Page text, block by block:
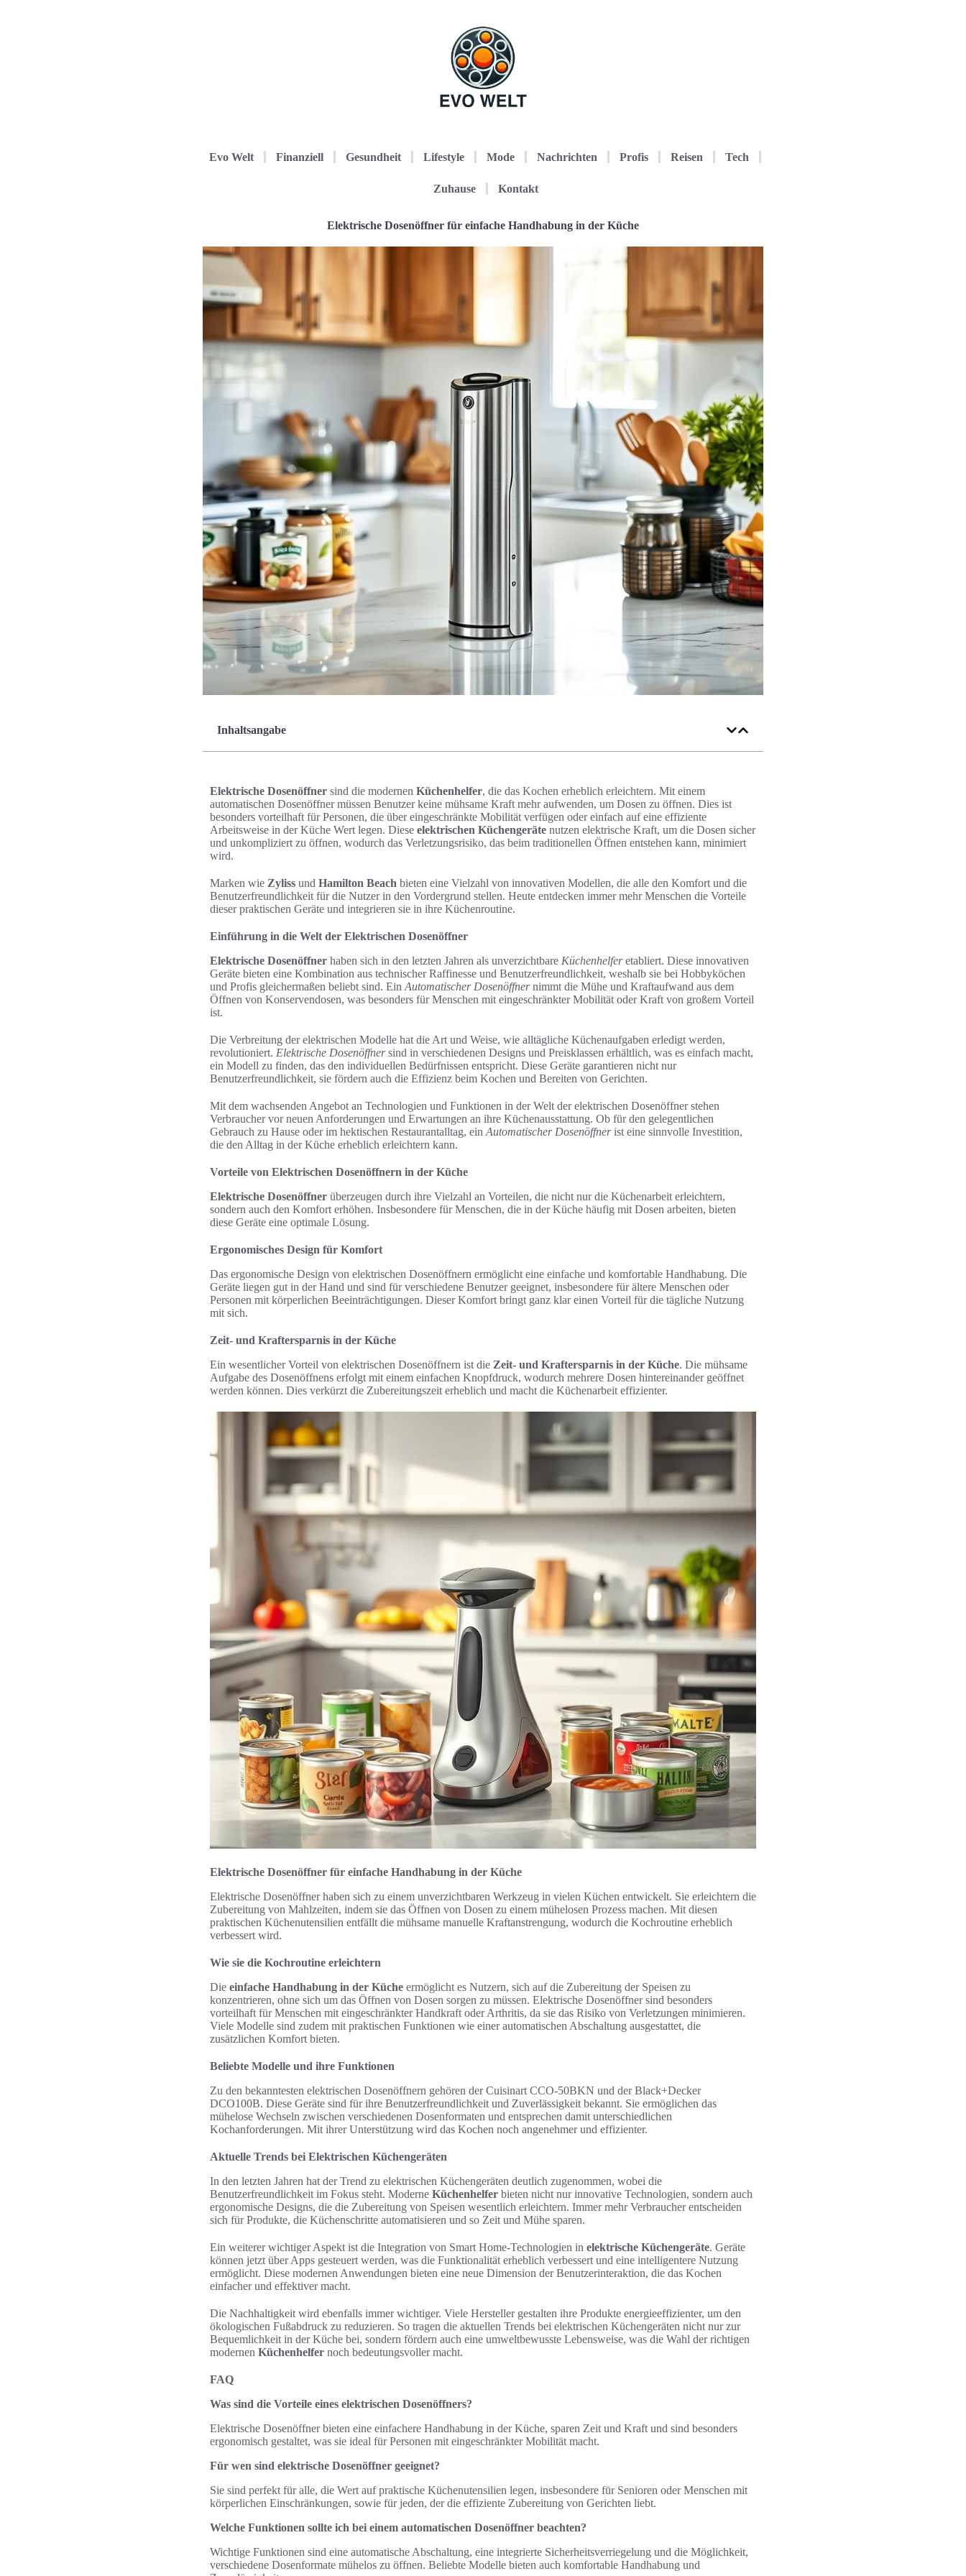
Evo Welt Finanziell Gesundheit Lifestyle Mode Nachrichten Profis Reisen Tech
Zuhause Kontakt
Elektrische Dosenöffner für einfache Handhabung in der Küche
Inhaltsangabe
Elektrische Dosenöffner sind die modernen Küchenhelfer, die das Kochen erheblich erleichtern. Mit einem
automatischen Dosenöffner müssen Benutzer keine mühsame Kraft mehr aufwenden, um Dosen zu öffnen. Dies ist
besonders vorteilhaft für Personen, die über eingeschränkte Mobilität verfügen oder einfach auf eine effiziente
Arbeitsweise in der Küche Wert legen. Diese elektrischen Küchengeräte nutzen elektrische Kraft, um die Dosen sicher
und unkompliziert zu öffnen, wodurch das Verletzungsrisiko, das beim traditionellen Öffnen entstehen kann, minimiert
wird.
Marken wie Zyliss und Hamilton Beach bieten eine Vielzahl von innovativen Modellen, die alle den Komfort und die
Benutzerfreundlichkeit für die Nutzer in den Vordergrund stellen. Heute entdecken immer mehr Menschen die Vorteile
dieser praktischen Geräte und integrieren sie in ihre Küchenroutine.
Einführung in die Welt der Elektrischen Dosenöffner
Elektrische Dosenöffner haben sich in den letzten Jahren als unverzichtbare Küchenhelferetabliert. Diese innovativen
Geräte bieten eine Kombination aus technischer Raffinesse und Benutzerfreundlichkeit, weshalb sie bei Hobbyköchen
und Profis gleichermaßen beliebt sind. Ein Automatischer Dosenöffnernimmt die Mühe und Kraftaufwand aus dem
Öffnen von Konservendosen, was besonders für Menschen mit eingeschränkter Mobilität oder Kraft von großem Vorteil
ist.
Die Verbreitung der elektrischen Modelle hat die Art und Weise, wie alltägliche Küchenaufgaben erledigt werden,
revolutioniert. Elektrische Dosenöffnersind in verschiedenen Designs und Preisklassen erhältlich, was es einfach macht,
ein Modell zu finden, das den individuellen Bedürfnissen entspricht. Diese Geräte garantieren nicht nur
Benutzerfreundlichkeit, sie fördern auch die Effizienz beim Kochen und Bereiten von Gerichten.
Mit dem wachsenden Angebot an Technologien und Funktionen in der Welt der elektrischen Dosenöffner stehen
Verbraucher vor neuen Anforderungen und Erwartungen an ihre Küchenausstattung. Ob für den gelegentlichen
Gebrauch zu Hause oder im hektischen Restaurantalltag, ein Automatischer Dosenöffnerist eine sinnvolle Investition,
die den Alltag in der Küche erheblich erleichtern kann.
Vorteile von Elektrischen Dosenöffnern in der Küche
Elektrische Dosenöffner überzeugen durch ihre Vielzahl an Vorteilen, die nicht nur die Küchenarbeit erleichtern,
sondern auch den Komfort erhöhen. Insbesondere für Menschen, die in der Küche häufig mit Dosen arbeiten, bieten
diese Geräte eine optimale Lösung.
Ergonomisches Design für Komfort
Das ergonomische Design von elektrischen Dosenöffnern ermöglicht eine einfache und komfortable Handhabung. Die
Geräte liegen gut in der Hand und sind für verschiedene Benutzer geeignet, insbesondere für ältere Menschen oder
Personen mit körperlichen Beeinträchtigungen. Dieser Komfort bringt ganz klar einen Vorteil für die tägliche Nutzung
mit sich.
Zeit- und Kraftersparnis in der Küche
Ein wesentlicher Vorteil von elektrischen Dosenöffnern ist die Zeit- und Kraftersparnis in der Küche. Die mühsame
Aufgabe des Dosenöffnens erfolgt mit einem einfachen Knopfdruck, wodurch mehrere Dosen hintereinander geöffnet
werden können. Dies verkürzt die Zubereitungszeit erheblich und macht die Küchenarbeit effizienter.
Elektrische Dosenöffner für einfache Handhabung in der Küche
Elektrische Dosenöffner haben sich zu einem unverzichtbaren Werkzeug in vielen Küchen entwickelt. Sie erleichtern die
Zubereitung von Mahlzeiten, indem sie das Öffnen von Dosen zu einem mühelosen Prozess machen. Mit diesen
praktischen Küchenutensilien entfällt die mühsame manuelle Kraftanstrengung, wodurch die Kochroutine erheblich
verbessert wird.
Wie sie die Kochroutine erleichtern
Die einfache Handhabung in der Küche ermöglicht es Nutzern, sich auf die Zubereitung der Speisen zu
konzentrieren, ohne sich um das Öffnen von Dosen sorgen zu müssen. Elektrische Dosenöffner sind besonders
vorteilhaft für Menschen mit eingeschränkter Handkraft oder Arthritis, da sie das Risiko von Verletzungen minimieren.
Viele Modelle sind zudem mit praktischen Funktionen wie einer automatischen Abschaltung ausgestattet, die
zusätzlichen Komfort bieten.
Beliebte Modelle und ihre Funktionen
Zu den bekanntesten elektrischen Dosenöffnern gehören der Cuisinart CCO-50BKN und der Black+Decker
DCO100B. Diese Geräte sind für ihre Benutzerfreundlichkeit und Zuverlässigkeit bekannt. Sie ermöglichen das
mühelose Wechseln zwischen verschiedenen Dosenformaten und entsprechen damit unterschiedlichen
Kochanforderungen. Mit ihrer Unterstützung wird das Kochen noch angenehmer und effizienter.
Aktuelle Trends bei Elektrischen Küchengeräten
In den letzten Jahren hat der Trend zu elektrischen Küchengeräten deutlich zugenommen, wobei die
Benutzerfreundlichkeit im Fokus steht. Moderne Küchenhelfer bieten nicht nur innovative Technologien, sondern auch
ergonomische Designs, die die Zubereitung von Speisen wesentlich erleichtern. Immer mehr Verbraucher entscheiden
sich für Produkte, die Küchenschritte automatisieren und so Zeit und Mühe sparen.
Ein weiterer wichtiger Aspekt ist die Integration von Smart Home-Technologien in elektrische Küchengeräte. Geräte
können jetzt über Apps gesteuert werden, was die Funktionalität erheblich verbessert und eine intelligentere Nutzung
ermöglicht. Diese modernen Anwendungen bieten eine neue Dimension der Benutzerinteraktion, die das Kochen
einfacher und effektiver macht.
Die Nachhaltigkeit wird ebenfalls immer wichtiger. Viele Hersteller gestalten ihre Produkte energieeffizienter, um den
ökologischen Fußabdruck zu reduzieren. So tragen die aktuellen Trends bei elektrischen Küchengeräten nicht nur zur
Bequemlichkeit in der Küche bei, sondern fördern auch eine umweltbewusste Lebensweise, was die Wahl der richtigen
modernen Küchenhelfer noch bedeutungsvoller macht.
FAQ
Was sind die Vorteile eines elektrischen Dosenöffners?
Elektrische Dosenöffner bieten eine einfachere Handhabung in der Küche, sparen Zeit und Kraft und sind besonders
ergonomisch gestaltet, was sie ideal für Personen mit eingeschränkter Mobilität macht.
Für wen sind elektrische Dosenöffner geeignet?
Sie sind perfekt für alle, die Wert auf praktische Küchenutensilien legen, insbesondere für Senioren oder Menschen mit
körperlichen Einschränkungen, sowie für jeden, der die effiziente Zubereitung von Gerichten liebt.
Welche Funktionen sollte ich bei einem automatischen Dosenöffner beachten?
Wichtige Funktionen sind eine automatische Abschaltung, eine integrierte Sicherheitsverriegelung und die Möglichkeit,
verschiedene Dosenformate mühelos zu öffnen. Beliebte Modelle bieten auch komfortable Handhabung und